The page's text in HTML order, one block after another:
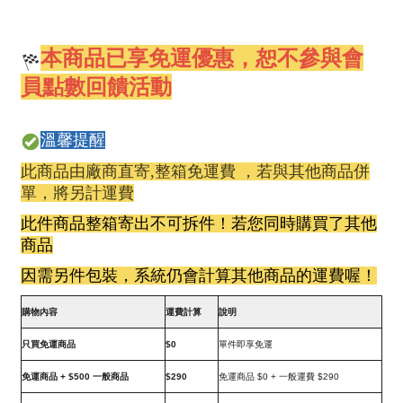
本商品已享免運優惠，恕不參與會
員點數回饋活動
溫馨提醒
此商品由廠商直寄,整箱免運費 ，若與其他商品併
單，將另計運費
此件商品整箱寄出不可拆件！若您同時購買了其他
商品
因需另件包裝，系統仍會計算其他商品的運費喔！
購物內容 運費計算 說明
只買免運商品 $0 單件即享免運
免運商品 + $500 一般商品 $290 免運商品 $0 + 一般運費 $290